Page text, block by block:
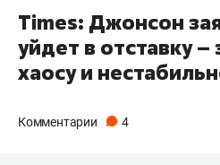
Times: Джонсон
уйдет в отставку
хаосу и
Комментарии 4